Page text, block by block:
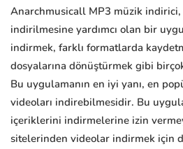
Anarchmusicall MP3 müzik indirici,
indirilmesine yardımcı olan bir
indirmek, farklı formatlarda
dosyalarına dönüştürmek gibi
Bu uygulamanın en iyi yanı, en
videoları indirebilmesidir. Bu
içeriklerini indirmelerine izin
sitelerinden videolar indirmek için